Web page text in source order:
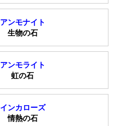
アンモナイト
生物の石
アンモライト
虹の石
インカローズ
情熱の石